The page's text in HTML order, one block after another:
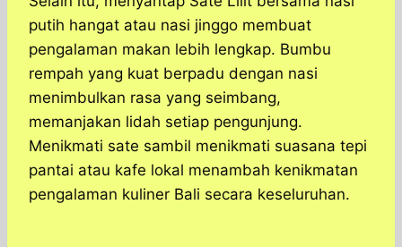
putih hangat atau nasi jinggo membuat
pengalaman makan lebih lengkap. Bumbu
rempah yang kuat berpadu dengan nasi
menimbulkan rasa yang seimbang,
memanjakan lidah setiap pengunjung.
Menikmati sate sambil menikmati suasana tepi
pantai atau kafe lokal menambah kenikmatan
pengalaman kuliner Bali secara keseluruhan.